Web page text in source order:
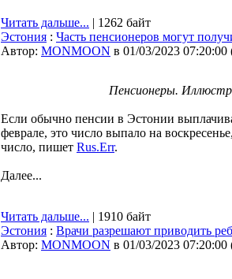
Читать дальше... | 1262 байт
Эстония : Часть пенсионеров могут
Автор: MONMOON в 01/03/2023 07:20:00
Пенсионеры.
Если обычно пенсии в Эстонии
феврале, это число выпало на
число, пишет Rus.Err.
Далее...
Читать дальше... | 1910 байт
Эстония : Врачи разрешают приводить
Автор: MONMOON в 01/03/2023 07:20:00